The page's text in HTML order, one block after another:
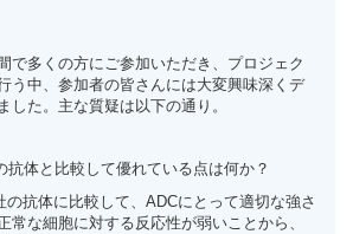
で多くの方にご参加いただき、プロジェク
う中、参加者の皆さんには大変興味深くデ
した。主な質疑は以下の通り。
抗体と比較して優れている点は何か？
抗体に比較して、ADCにとって適切な強さ
常な細胞に対する反応性が弱いことから、